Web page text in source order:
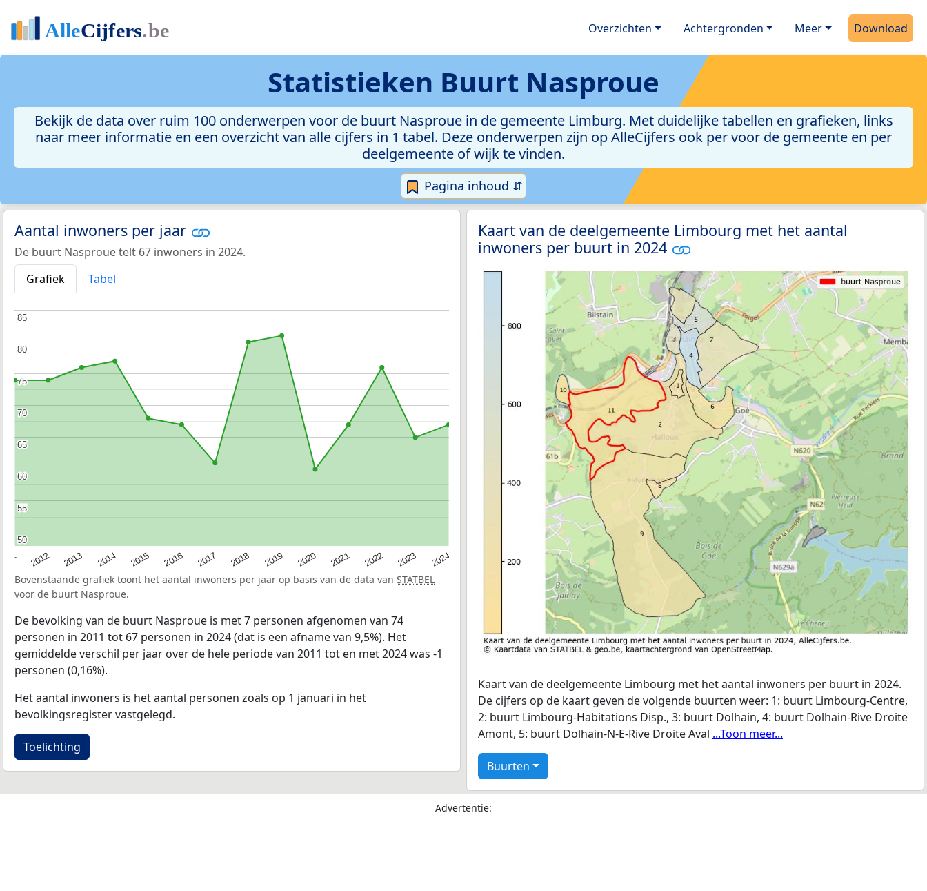
Overzichten Achtergronden Meer Download
Statistieken Buurt Nasproue
Bekijk de data over ruim 100 onderwerpen voor de buurt Nasproue in de gemeente Limburg. Met duidelijke tabellen en grafieken, links
naar meer informatie en een overzicht van alle cijfers in 1 tabel. Deze onderwerpen zijn op AlleCijfers ook per voor de gemeente en per
deelgemeente of wijk te vinden.
Pagina inhoud ⇵
Aantal inwoners per jaar
De buurt Nasproue telt 67 inwoners in 2024.
Grafiek
Tabel
2012 2013 2014 2015 2016 2017 2018 2019 2020 2021 2022 2023 2024
50
50
55
55
60
60
65
65
70
70
75
75
80
80
85
85
Bovenstaande grafiek toont het aantal inwoners per jaar op basis van de data van STATBEL
voor de buurt Nasproue.
De bevolking van de buurt Nasproue is met 7 personen afgenomen van 74
personen in 2011 tot 67 personen in 2024 (dat is een afname van 9,5%). Het
gemiddelde verschil per jaar over de hele periode van 2011 tot en met 2024 was -1
personen (0,16%).
Het aantal inwoners is het aantal personen zoals op 1 januari in het
bevolkingsregister vastgelegd.
Toelichting
Kaart van de deelgemeente Limbourg met het aantal
inwoners per buurt in 2024
Kaart van de deelgemeente Limbourg met het aantal inwoners per buurt in 2024.
De cijfers op de kaart geven de volgende buurten weer: 1: buurt Limbourg-Centre,
2: buurt Limbourg-Habitations Disp., 3: buurt Dolhain, 4: buurt Dolhain-Rive Droite
Amont, 5: buurt Dolhain-N-E-Rive Droite Aval ...Toon meer...
Buurten
Advertentie: